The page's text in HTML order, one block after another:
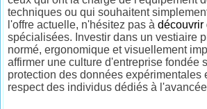
techniques ou qui souhaitent
l'offre actuelle, n'hésitez pas àdécouvrir
spécialisées. Investir dans un vestiaire
normé, ergonomique et visuellement
affirmer une culture d'entreprise fondée
protection des données expérimentales
respect des individus dédiés à